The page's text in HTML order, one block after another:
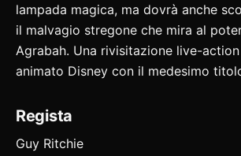
lampada magica, ma dovrà anche
il malvagio stregone che mira al
Agrabah. Una rivisitazione live-
animato Disney con il medesimo
Regista
Guy Ritchie